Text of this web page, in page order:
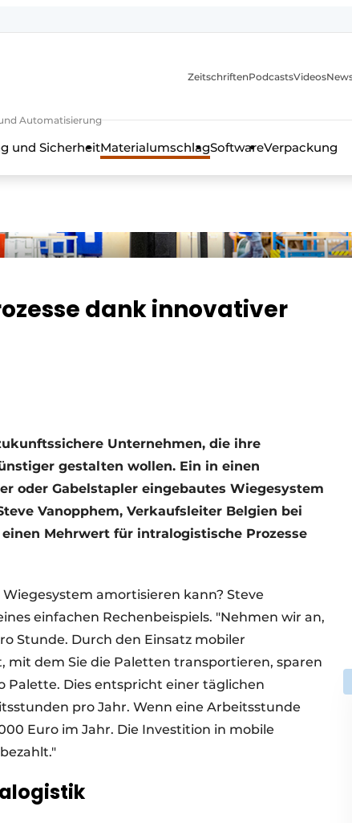
Automatisierung
ZeitschriftenPodcastsVideos
und SicherheitMaterialumschlagSoftwareVerpackung
dank innovativer
Unternehmen, die ihre
gestalten wollen. Ein in einen
oder Gabelstapler eingebautes Wiegesystem
Vanopphem, Verkaufsleiter Belgien bei
Mehrwert für intralogistische Prozesse
amortisieren kann? Steve
einfachen Rechenbeispiels. "Nehmen wir an,
Stunde. Durch den Einsatz mobiler
mit dem Sie die Paletten transportieren, sparen
Dies entspricht einer täglichen
pro Jahr. Wenn eine Arbeitsstunde
Euro im Jahr. Die Investition in mobile